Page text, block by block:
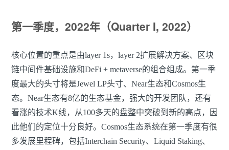
第一季度，2022年（Quarter I, 2022）
核心位置的重点是由layer 1s，layer 2扩展解决方案、区块
链中间件基础设施和DeFi + metaverse的组合组成。第一季
度最大的头寸将是Jewel LP头寸、Near生态和Cosmos生
态。Near生态有8亿的生态基金，强大的开发团队，还有
看涨的技术K线，从100多天的盘整中突破到新的高点，因
此他们的定位十分良好。Cosmos生态系统在第一季度有很
多发展里程碑，包括Interchain Security、Liquid Staking、